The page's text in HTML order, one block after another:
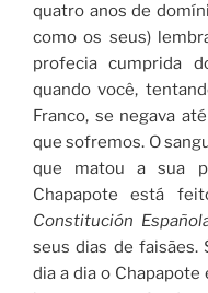
quatro anos de
como os seus)
profecia cumprida
quando você,
Franco, se negava
que sofremos. O
que matou a sua
Chapapote está
Constitución
seus dias de faisães.
dia a dia o Chapapote